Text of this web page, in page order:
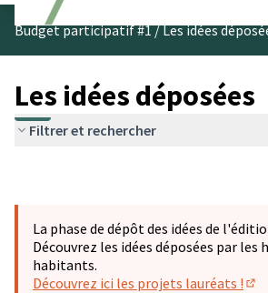
Budget participatif #1/Les idées
Les idées déposées
Filtrer et rechercher
La phase de dépôt des idées de
Découvrez les idées déposées par
habitants.
Découvrez ici les projets lauréats !